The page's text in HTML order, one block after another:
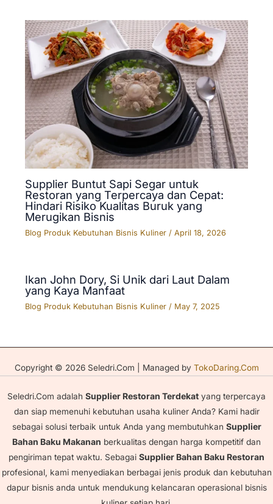
Supplier Buntut Sapi Segar untuk
Restoran yang Terpercaya dan Cepat:
Hindari Risiko Kualitas Buruk yang
Merugikan Bisnis
Blog Produk Kebutuhan Bisnis Kuliner /April 18, 2026
Ikan John Dory, Si Unik dari Laut Dalam
yang Kaya Manfaat
Blog Produk Kebutuhan Bisnis Kuliner / May 7, 2025
Copyright © 2026 Seledri.Com | Managed by TokoDaring.Com
Seledri.Com adalah Supplier Restoran Terdekat yang terpercaya
dan siap memenuhi kebutuhan usaha kuliner Anda? Kami hadir
sebagai solusi terbaik untuk Anda yang membutuhkan Supplier
Bahan Baku Makanan berkualitas dengan harga kompetitif dan
pengiriman tepat waktu. Sebagai Supplier Bahan Baku Restoran
profesional, kami menyediakan berbagai jenis produk dan kebutuhan
dapur bisnis anda untuk mendukung kelancaran operasional bisnis